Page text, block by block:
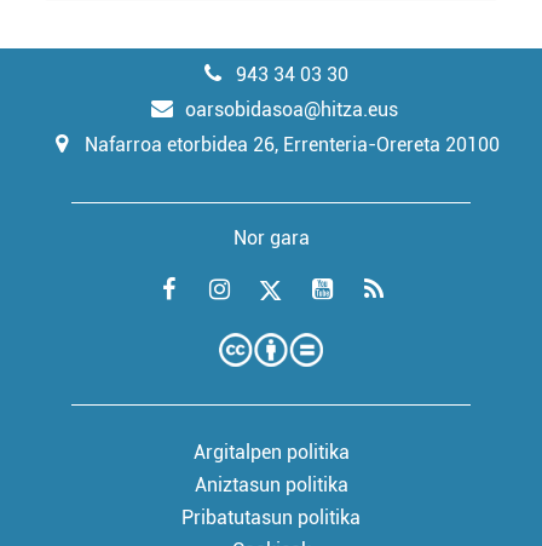
943 34 03 30
oarsobidasoa@hitza.eus
Nafarroa etorbidea 26, Errenteria-Orereta 20100
Nor gara
Argitalpen politika
Aniztasun politika
Pribatutasun politika